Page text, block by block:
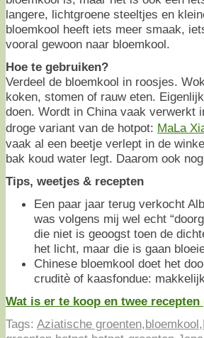
langere, lichtgroene steeltjes en
bloemkool heeft iets meer smaak,
vooral gewoon naar bloemkool.
Hoe te gebruiken?
Verdeel de bloemkool in roosjes.
koken, stomen of rauw eten.
doen. Wordt in China vaak verwerkt
droge variant van de hotpot: MaLa
vaak al een beetje verlept in de
bak koud water legt. Daarom ook
Tips, weetjes & recepten
Een paar jaar terug verkocht
was volgens mij wel echt
die niet is geoogst toen de
het licht, maar die is gaan
Chinese bloemkool doet het
cruditè of kaasfondue:
Wat is er te koop en twee
Tags: Aziatische groenten,bloemkool,